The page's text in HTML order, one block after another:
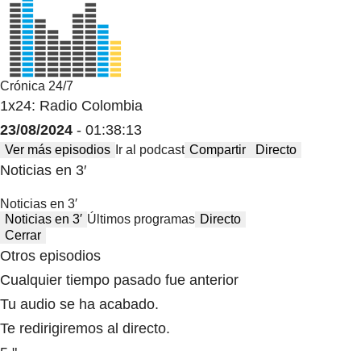
Crónica 24/7
1x24: Radio Colombia
23/08/2024 - 01:38:13
Ver más episodios Ir al podcast Compartir Directo
Noticias en 3′
Noticias en 3′
Noticias en 3′ Últimos programas Directo
Cerrar
Otros episodios
Cualquier tiempo pasado fue anterior
Tu audio se ha acabado.
Te redirigiremos al directo.